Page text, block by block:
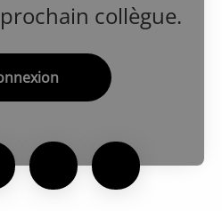
collègue.